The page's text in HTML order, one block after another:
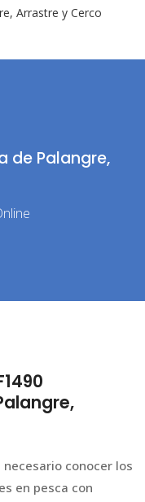
Arrastre y Cerco
de Palangre,
conocer los
en pesca con